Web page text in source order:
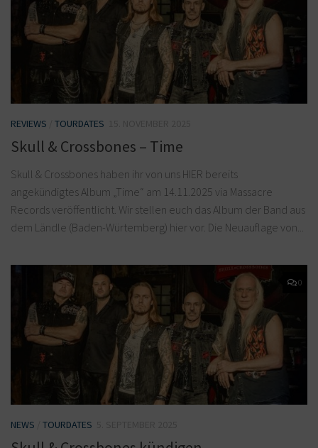
REVIEWS TOURDATES
Skull & Crossbones – Time
Skull & Crossbones haben ihr von uns HIER bereits
angekündigtes Album „Time“ am 14.11.2025 via Massacre
Records veröffentlicht. Wir stellen euch das Album der Band aus
dem Ländle (Baden-Würtemberg) hier vor. Die Neuauflage von...
0
NEWS TOURDATES